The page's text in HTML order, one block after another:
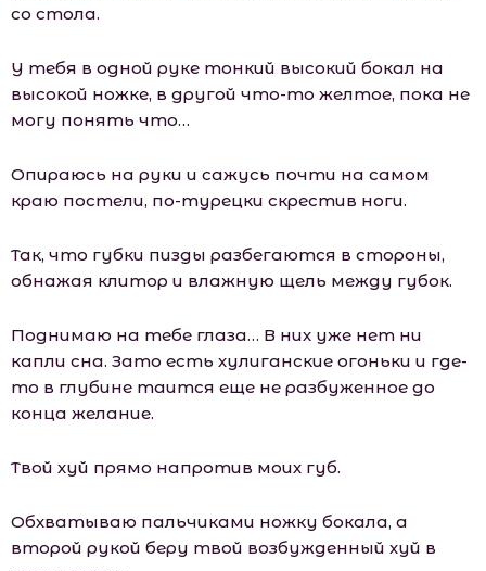
со стола.
У тебя в одной руке тонкий высокий бокал на
высокой ножке, в другой что-то желтое, пока не
могу понять что…
Опираюсь на руки и сажусь почти на самом
краю постели, по-турецки скрестив ноги.
Так, что губки пизды разбегаются в стороны,
обнажая клитор и влажную щель между губок.
Поднимаю на тебе глаза… В них уже нет ни
капли сна. Зато есть хулиганские огоньки и где-
то в глубине таится еще не разбуженное до
конца желание.
Твой хуй прямо напротив моих губ.
Обхватываю пальчиками ножку бокала, а
второй рукой беру твой возбужденный хуй в